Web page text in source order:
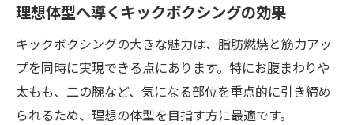
スポーツジム通いを習慣化するコツ
仲間と楽しむキックボクシングの魅力
キックボクシングで継続力が身につく方法
フィットネス初心者が選ぶ運動習慣の秘訣
理想体型へ導くキックボクシングの効果
キックボクシングの大きな魅力は、脂肪燃焼と筋力アッ
プを同時に実現できる点にあります。特にお腹まわりや
太もも、二の腕など、気になる部位を重点的に引き締め
られるため、理想の体型を目指す方に最適です。